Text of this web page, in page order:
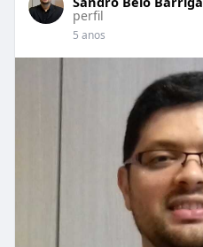
perfil
5 anos